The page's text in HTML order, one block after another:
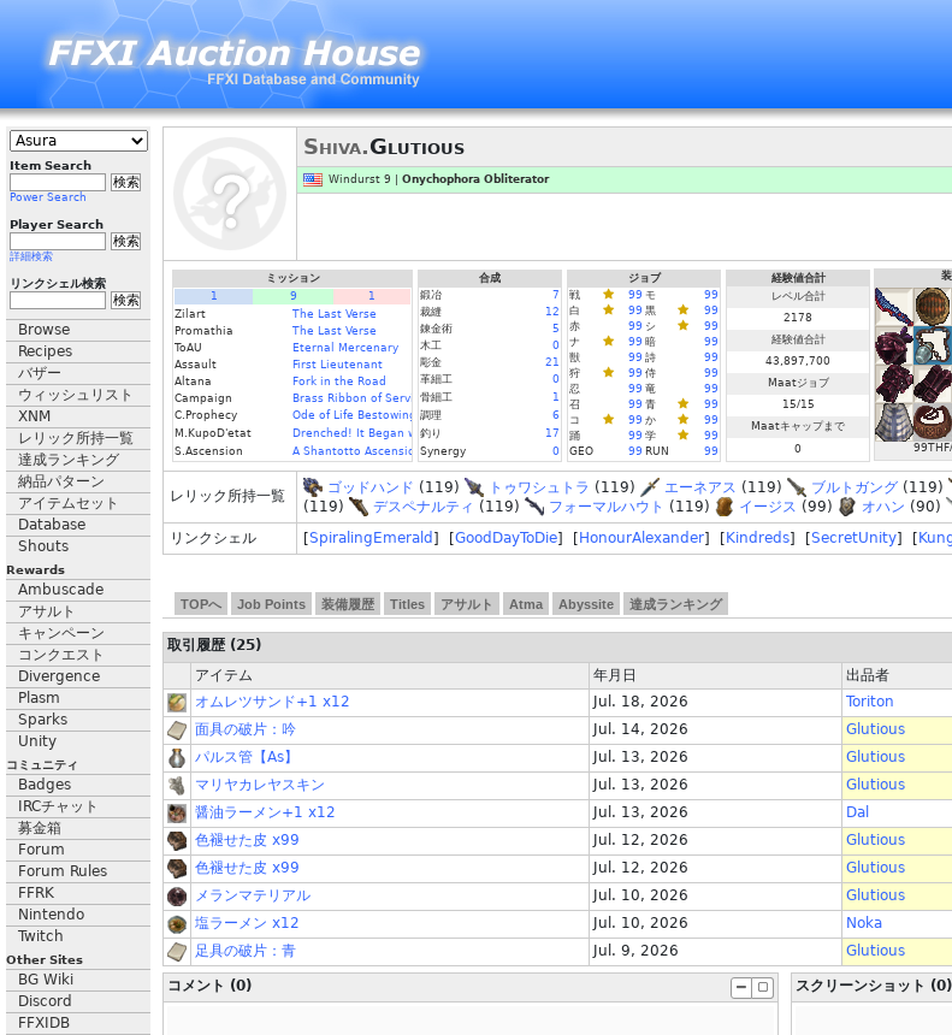
Item Search
Power Search
Player Search
詳細検索
リンクシェル検索
Browse
Recipes
バザー
ウィッシュリスト
XNM
レリック所持一覧
達成ランキング
納品パターン
アイテムセット
Database
Shouts
Rewards
Ambuscade
アサルト
キャンペーン
コンクエスト
Divergence
Plasm
Sparks
Unity
コミュニティ
Badges
IRCチャット
募金箱
Forum
Forum Rules
FFRK
Nintendo
Twitch
Other Sites
BG Wiki
Discord
FFXIDB
Shiva.Glutious
Windurst 9 | Onychophora Obliterator
ミッション
1
9
1
Zilart
The Last Verse
Promathia
The Last Verse
ToAU
Eternal Mercenary
Assault
First Lieutenant
Altana
Fork in the Road
Campaign
Brass Ribbon of Service
C.Prophecy
Ode of Life Bestowing
M.KupoD'etat
Drenched! It Began with a Raindrop
S.Ascension
A Shantotto Ascension (Fin)
合成
鍛冶
7
裁縫
12
錬金術
5
木工
0
彫金
21
革細工
0
骨細工
1
調理
6
釣り
17
Synergy
0
ジョブ
戦
99 モ
99
白
99 黒
99
赤
99 シ
99
ナ
99 暗
99
獣
99 詩
99
狩
99 侍
99
忍
99 竜
99
召
99 青
99
コ
99 か
99
踊
99 学
99
GEO
99 RUN 99
経験値合計
レベル合計
2178
経験値合計
43,897,700
Maatジョブ
15/15
Maatキャップまで
0
レリック所持一覧
ゴッドハンド (119) トゥワシュトラ (119) エーネアス (119) ブルトガング (119)
(119)
デスペナルティ (119) フォーマルハウト (119) イージス (99) オハン (90)
リンクシェル
[SpiralingEmerald ] [GoodDayToDie] [ HonourAlexander] [ Kindreds] [SecretUnity] [
TOPへ Job Points 装備履歴 Titles アサルト Atma Abyssite 達成ランキング
取引履歴 (25)
アイテム
年月日 出品者
オムレツサンド+1 x12
Jul. 18, 2026 Toriton
面具の破片：吟
Jul. 14, 2026 Glutious
パルス管【As】
Jul. 13, 2026 Glutious
マリヤカレヤスキン
Jul. 13, 2026 Glutious
醤油ラーメン+1 x12
Jul. 13, 2026 Dal
色褪せた皮 x99
Jul. 12, 2026 Glutious
色褪せた皮 x99
Jul. 12, 2026 Glutious
メランマテリアル
Jul. 10, 2026 Glutious
塩ラーメン x12
Jul. 10, 2026 Noka
足具の破片：青
Jul. 9, 2026 Glutious
コメント (0) スクリーンショット (0)